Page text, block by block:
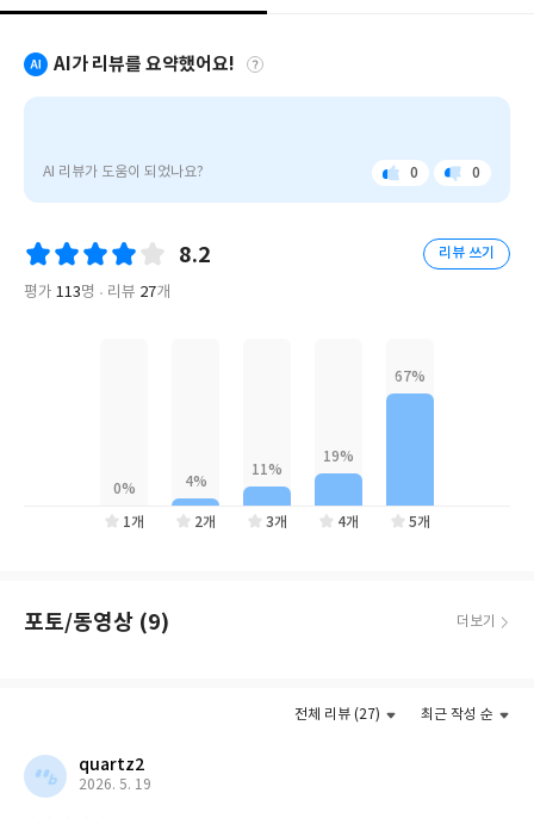
리에서 두 사람은 ‘평등과 불평등, 진보’를 키워드로 평등의 가치를
게 생겨났는지, 이 격차를 줄이기 위해서 우리는 이제 무엇을 해야
하는지 토론을 펼쳤다. 그리고 2025년 봄, 이 토론은 한 권의 책으로
하는가』다.
불평등, 사회적 불평등을 다각도로 조명하면서 지금 우리를 둘러싼
세계화와 능력주의, 불평등한 기본재 접근권, 기울어진 정치 참여,
사라진 노동의 존엄성 등 다양한 문제를 심도 있게 파헤친다. 그리고
도한 확장 억제, 대입과 선거에서 추첨제 활용 등 여러 가지 대안을
치철학자가 만났다”며, “이들이 말하는 해결책은 놀랍고 흥미롭고
시도해볼 가치가 있다”라고 평했다. 아마존 독자들도 이 책을 두고
“지적인 시도다”라며, “우리 뒤를 잇는 세대에게 좋은 선물이 될
것”이라는 호평을 남겼다.
AI가 리뷰를 요약했어요!
어
등"은
경
제
로
평
등
AI 리뷰가 도움이 되었나요?
좋
아
0
아
쉬
요
0
8.2
평가 113명 리뷰 27개
리뷰 쓰기
1개 2개 3개 4개 5개
포토/동영상 (9) 더보기
전체 리뷰 (27) 최근 작성 순
quartz2
2026. 5. 19